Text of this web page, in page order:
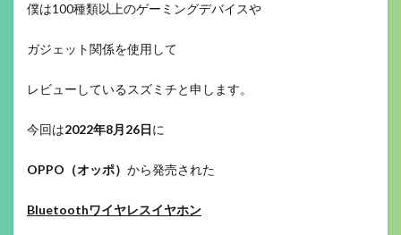
僕は100種類以上のゲーミングデバイスや
ガジェット関係を使用して
レビューしているスズミチと申します。
今回は2022年8月26日に
OPPO（オッポ） から発売された
Bluetoothワイヤレスイヤホン